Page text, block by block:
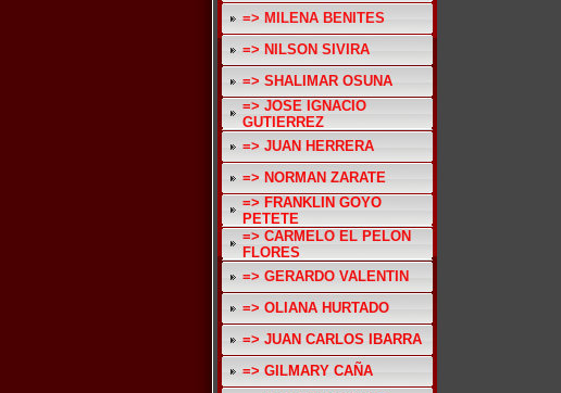
=> MILENA BENITES
=> NILSON SIVIRA
=> SHALIMAR OSUNA
=> JOSE IGNACIO
GUTIERREZ
=> JUAN HERRERA
=> NORMAN ZARATE
=> FRANKLIN GOYO
PETETE
=> CARMELO EL PELON
FLORES
=> GERARDO VALENTIN
=> OLIANA HURTADO
=> JUAN CARLOS IBARRA
=> GILMARY CAÑA